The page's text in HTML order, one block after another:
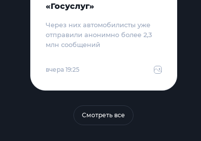
«Госуслуг»
Через них автомобилисты уже
отправили анонимно более 2,3
млн сообщений
вчера 19:25
Смотреть все